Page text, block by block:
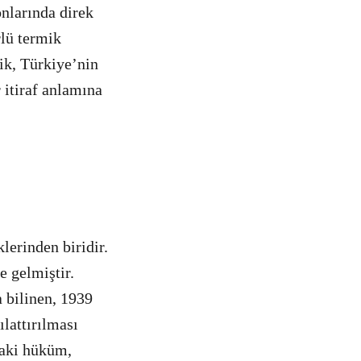
direk
termik
Türkiye’nin
itiraf anlamına
biridir.
gelmiştir.
bilinen, 1939
hüküm,